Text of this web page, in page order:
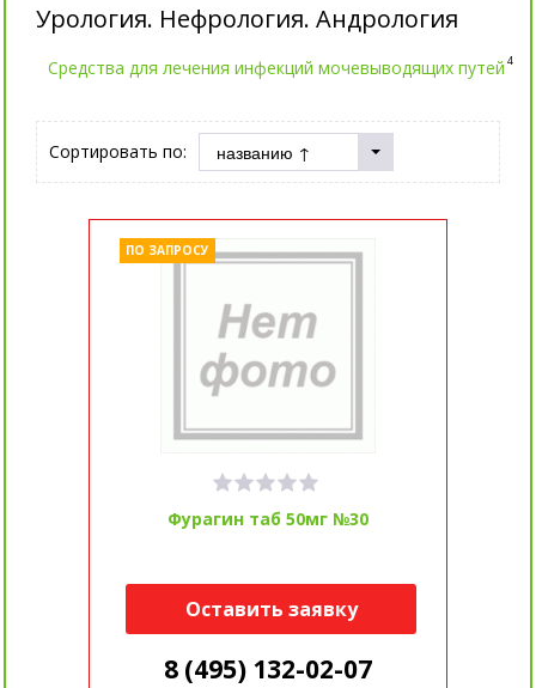
Урология. Нефрология. Андрология
Средства для лечения инфекций мочевыводящих путей 4
Сортировать по:
Фурагин таб 50мг №30
ПО ЗАПРОСУ
Оставить заявку
8 (495) 132-02-07